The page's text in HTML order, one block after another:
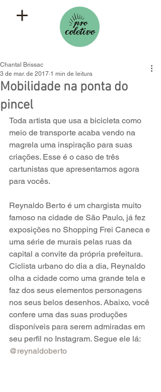
Mobilidade na ponta do
pincel
Chantal Brissac
3 de mar. de 2017 1 min de leitura
Toda artista que usa a bicicleta como
meio de transporte acaba vendo na
magrela uma inspiração para suas
criações. Esse é o caso de três
cartunistas que apresentamos agora
para vocês.
Reynaldo Berto é um chargista muito
famoso na cidade de São Paulo, já fez
exposições no Shopping Frei Caneca e
uma série de murais pelas ruas da
capital a convite da própria prefeitura.
Ciclista urbano do dia a dia, Reynaldo
olha a cidade como uma grande tela e
faz dos seus elementos personagens
nos seus belos desenhos. Abaixo, você
confere uma das suas produções
disponíveis para serem admiradas em
seu perfil no Instagram. Segue ele lá:
@reynaldoberto